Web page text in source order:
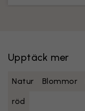
Upptäck mer
Natur Blommor
röd